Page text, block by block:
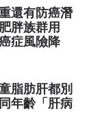
還有防癌潛
胖族群用
症風險降
脂肪肝都別
年齡「肝病